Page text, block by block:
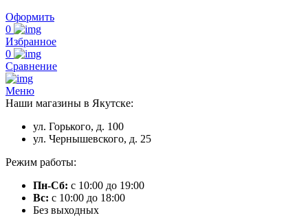
Оформить
0
Избранное
0
Сравнение
Меню
Наши магазины в Якутске:
ул. Горького, д. 100
ул. Чернышевского, д. 25
Режим работы:
Пн-Сб: с 10:00 до 19:00
Вс: с 10:00 до 18:00
Без выходных